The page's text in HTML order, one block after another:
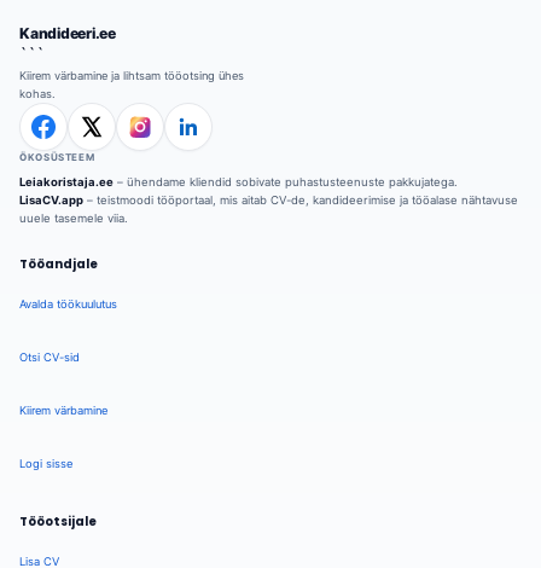
Kandideeri.ee
```
Kiirem värbamine ja lihtsam tööotsing ühes
kohas.
ÖKOSÜSTEEM
Leiakoristaja.ee – ühendame kliendid sobivate puhastusteenuste pakkujatega.
LisaCV.app – teistmoodi tööportaal, mis aitab CV-de, kandideerimise ja tööalase nähtavuse
uuele tasemele viia.
Tööandjale
Avalda töökuulutus
Otsi CV-sid
Kiirem värbamine
Logi sisse
Tööotsijale
Lisa CV